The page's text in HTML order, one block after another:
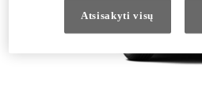
Atsisakyti visų